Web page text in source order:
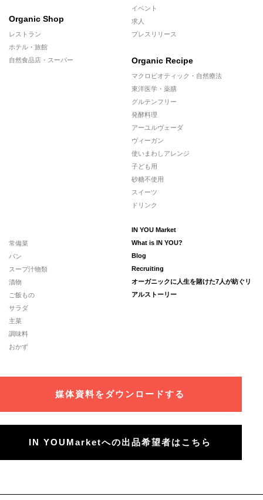
Organic Shop
レストラン
ホテル・旅館
自然食品店・スーパー
イベント
求人
プレスリリース
Organic Recipe
マクロビオティック・自然療法
東洋医学・薬膳
グルテンフリー
発酵料理
アーユルヴェーダ
ヴィーガン
使いまわしアレンジ
子ども用
砂糖不使用
スイーツ
ドリンク
常備菜
パン
スープ汁物類
漬物
ご飯もの
サラダ
主菜
調味料
おかず
IN YOU Market
What is IN YOU?
Blog
Recruiting
オーガニックに人生を賭けた7人が紡ぐリ
アルストーリー
媒体資料をダウンロードする
IN YOUMarketへの出品希望者はこちら